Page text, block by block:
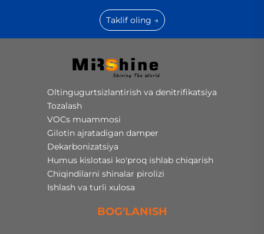
Taklif oling →
Oltingugurtsizlantirish va denitrifikatsiya
Tozalash
VOCs muammosi
Gilotin ajratadigan damper
Dekarbonizatsiya
Humus kislotasi ko'proq ishlab chiqarish
Chiqindilarni shinalar pirolizi
Ishlash va turli xulosa
BOG'LANISH